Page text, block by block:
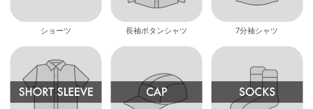
ショーツ 長袖ボタンシャツ 7分袖シャツ